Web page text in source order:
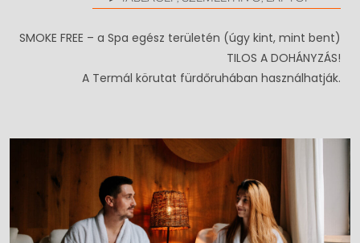
SMOKE FREE – a Spa egész területén (úgy kint, mint bent)
TILOS A DOHÁNYZÁS!
A Termál körutat fürdőruhában használhatják.